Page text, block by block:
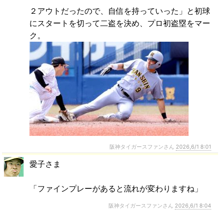
２アウトだったので、自信を持っていった」と初球
にスタートを切って二盗を決め、プロ初盗塁をマー
ク。
阪神タイガースファンさん 2026,6/1 8:01
愛子さま
「ファインプレーがあると流れが変わりますね」
阪神タイガースファンさん 2026,6/1 8:04